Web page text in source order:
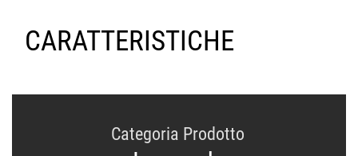
CARATTERISTICHE
Categoria Prodotto